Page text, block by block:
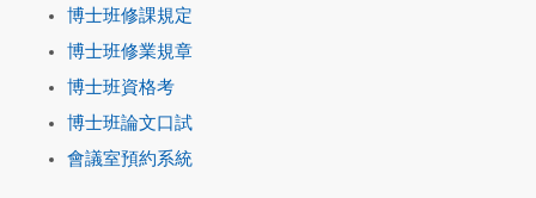
博士班修課規定
博士班修業規章
博士班資格考
博士班論文口試
會議室預約系統